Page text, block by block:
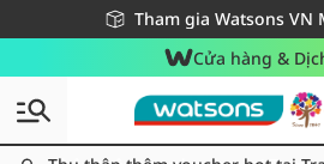
Tham gia Watsons VN
Miễn phí giao hàng cho
Giao hàng nhanh 24h - Áp dụng
Cửa hàng &
All
Chăm Sóc Cá Nhân